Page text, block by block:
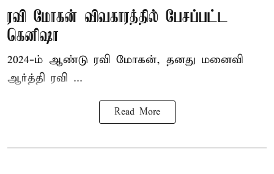
ரவி மோகன் விவகாரத்தில் பேசப்பட்ட
கெனிஷா
2024-ம் ஆண்டு ரவி மோகன், தனது மனைவி
ஆர்த்தி ரவி ...
Read More